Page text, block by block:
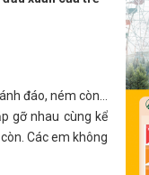
đáo, ném còn…
gỡ nhau cùng kể
Các em không